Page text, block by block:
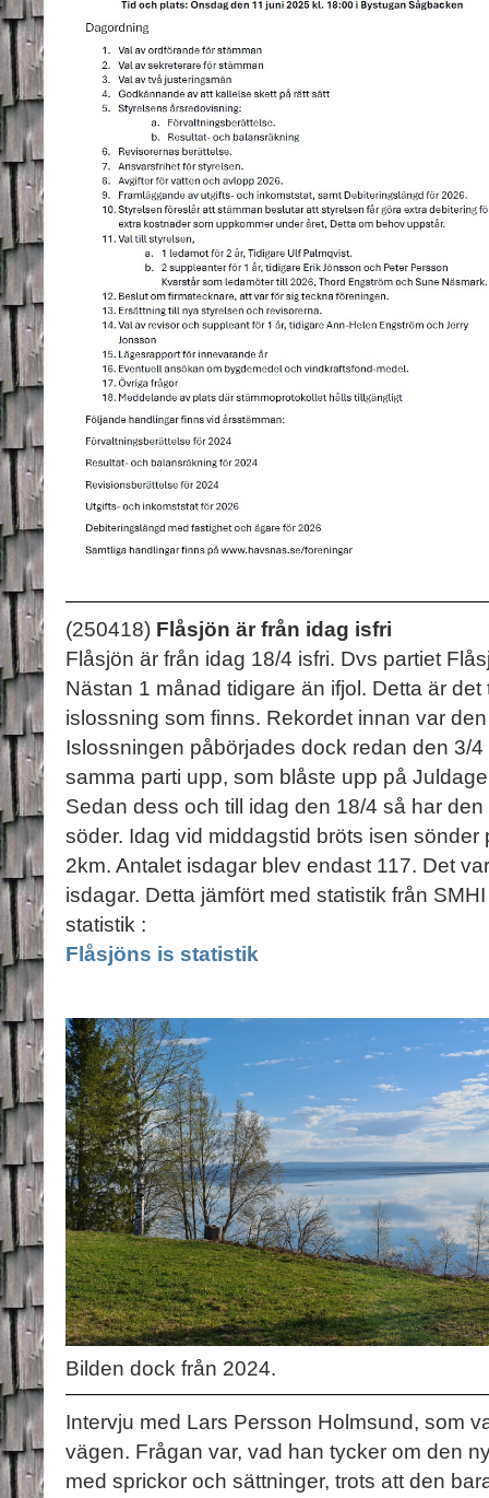
(250418) Flåsjön är från idag isfri
Flåsjön är från idag 18/4 isfri. Dvs partiet
Nästan 1 månad tidigare än ifjol. Detta är
islossning som finns. Rekordet innan var
Islossningen påbörjades dock redan den 3/
samma parti upp, som blåste upp på
Sedan dess och till idag den 18/4 så har
söder. Idag vid middagstid bröts isen
2km. Antalet isdagar blev endast 117. Det
isdagar. Detta jämfört med statistik från
statistik :
Flåsjöns is statistik
Bilden dock från 2024.
Intervju med Lars Persson Holmsund, som
vägen. Frågan var, vad han tycker om den
med sprickor och sättninger, trots att den